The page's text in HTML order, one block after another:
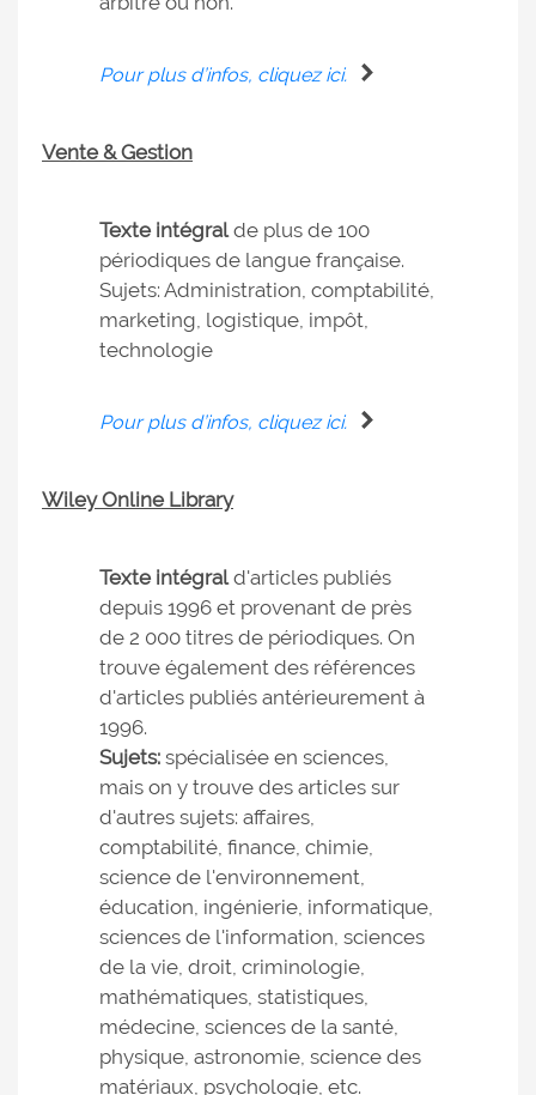
Pour plus d’infos, cliquez ici.
Vente & Gestion
Texte intégralde plus de 100
périodiques de langue française.
Sujets: Administration, comptabilité,
marketing, logistique, impôt,
technologie
Pour plus d’infos, cliquez ici.
Wiley Online Library
Texte intégrald'articles publiés
depuis 1996 et provenant de près
de 2 000 titres de périodiques. On
trouve également des références
d'articles publiés antérieurement à
1996.
Sujets: spécialisée en sciences,
mais on y trouve des articles sur
d'autres sujets: affaires,
comptabilité, finance, chimie,
science de l'environnement,
éducation, ingénierie, informatique,
sciences de l'information, sciences
de la vie, droit, criminologie,
mathématiques, statistiques,
médecine, sciences de la santé,
physique, astronomie, science des
matériaux, psychologie, etc.